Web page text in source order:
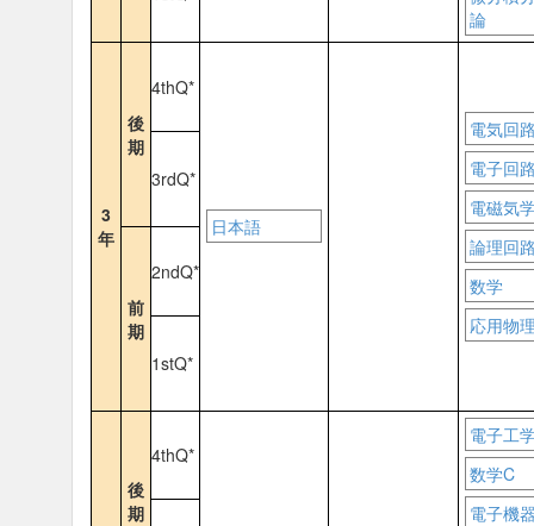
論
3
年
後
期
4thQ*
日本語
電気回
電子回
電磁気
論理回
数学
応用物
3rdQ*
前
期
2ndQ*
1stQ*
後
期
4thQ*
電子工
数学C
電子機